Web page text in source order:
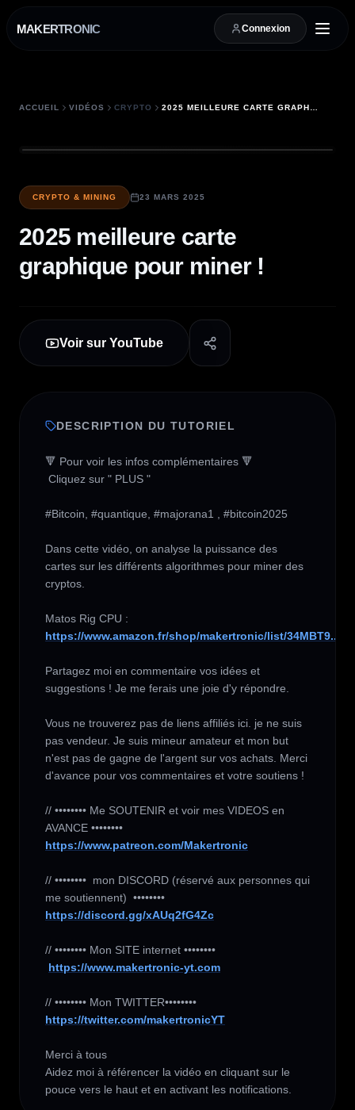
MAKERTRONIC Connexion
ACCUEIL VIDÉOS CRYPTO
CRYPTO & MINING 23 MARS 2025
2025 meilleure carte
graphique pour miner !
Voir sur YouTube
DESCRIPTION DU TUTORIEL
🔻 Pour voir les infos complémentaires 🔻
#Bitcoin, #quantique, #majorana1 , #bitcoin2025
Dans cette vidéo, on analyse la puissance des
cartes sur les différents algorithmes pour miner des
cryptos.
https://www.amazon.fr/shop/makertronic/list/34MBT9...
Partagez moi en commentaire vos idées et
suggestions ! Je me ferais une joie d'y répondre.
Vous ne trouverez pas de liens affiliés ici. je ne suis
pas vendeur. Je suis mineur amateur et mon but
n'est pas de gagne de l'argent sur vos achats. Merci
d'avance pour vos commentaires et votre soutiens !
// •••••••• Me SOUTENIR et voir mes VIDEOS en
https://www.patreon.com/Makertronic
// ••••••••  mon DISCORD (réservé aux personnes qui
https://discord.gg/xAUq2fG4Zc
// •••••••• Mon SITE internet ••••••••
https://www.makertronic-yt.com
https://twitter.com/makertronicYT
Merci à tous
Aidez moi à référencer la vidéo en cliquant sur le
pouce vers le haut et en activant les notifications.